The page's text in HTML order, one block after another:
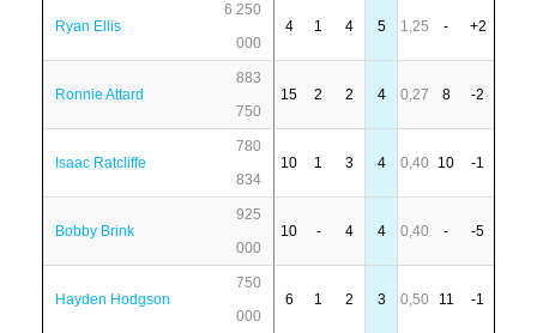
Ryan Ellis
6 250
000
4 1 4 5 1,25 - +2
Ronnie Attard
883
750
15 2 2 4 0,27 8 -2
Isaac Ratcliffe
780
834
10 1 3 4 0,40 10 -1
Bobby Brink
925
000
10 - 4 4 0,40 - -5
Hayden Hodgson
750
000
6 1 2 3 0,50 11 -1